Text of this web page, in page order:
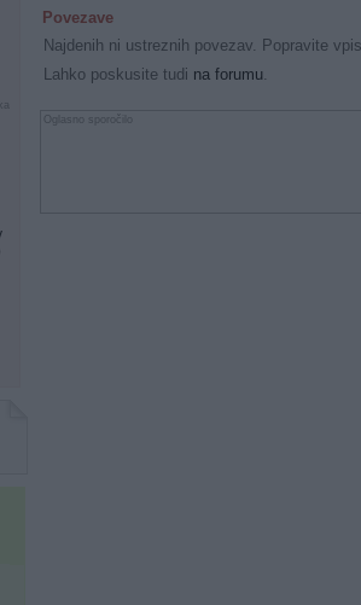
Povezave
Najdenih ni ustreznih povezav. Popravite
Lahko poskusite tudi na forumu.
Oglasno sporočilo